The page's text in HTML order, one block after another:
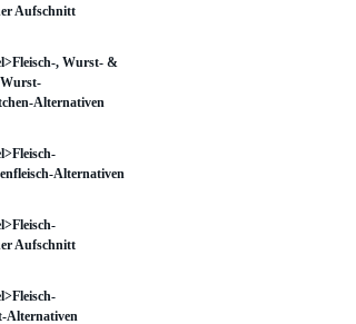
Aufschnitt
, Wurst- &
Alternativen
Alternativen
Aufschnitt
Alternativen